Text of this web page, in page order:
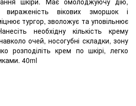
вікових зморшок і
тургор, зволожує та уповільнює
необхідну кількість крему
очей, носогубні складки, зону
розподіліть крем по шкірі, легко
40ml